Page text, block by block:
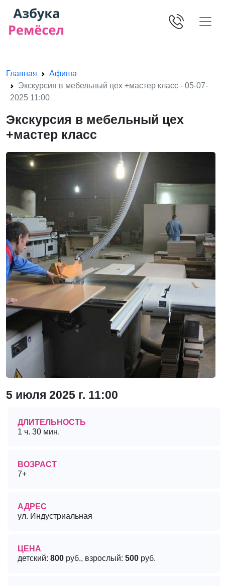
Главная
Афиша
Экскурсия в мебельный цех +мастер класс - 05-07-
2025 11:00
Экскурсия в мебельный цех
+мастер класс
5 июля 2025 г. 11:00
ДЛИТЕЛЬНОСТЬ
1 ч. 30 мин.
ВОЗРАСТ
7+
АДРЕС
ул. Индустриальная
ЦЕНА
детский: 800 руб., взрослый: 500 руб.